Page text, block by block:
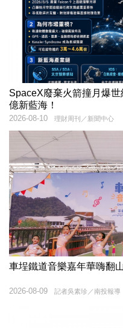
SpaceX廢棄火箭撞月爆
億新藍海！
理財周刊／新聞中心
2026-08-10
車埕鐵道音樂嘉年華嗨翻
記者吳素珍／南投報導
2026-08-09